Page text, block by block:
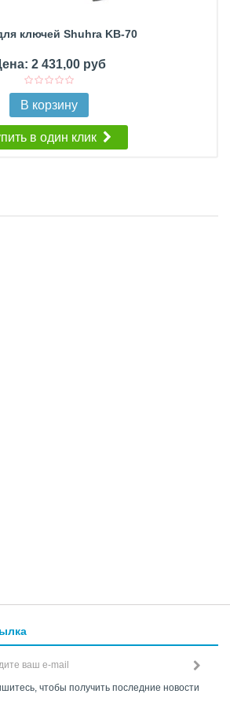
ключей Shuhra KB-70
2 431,00 руб
В корзину
в один клик
чтобы получить последние новости